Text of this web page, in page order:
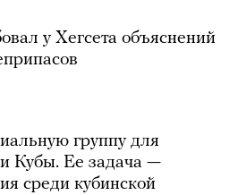
у Хегсета объяснений
группу для
Кубы. Ее задача —
среди кубинской